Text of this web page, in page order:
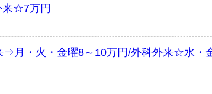
来☆7万円
⇒月・火・金曜8～10万円/外科外来☆水